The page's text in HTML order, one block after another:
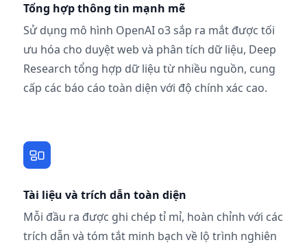
Tổng hợp thông tin mạnh mẽ
Sử dụng mô hình OpenAI o3 sắp ra mắt được tối
ưu hóa cho duyệt web và phân tích dữ liệu, Deep
Research tổng hợp dữ liệu từ nhiều nguồn, cung
cấp các báo cáo toàn diện với độ chính xác cao.
Tài liệu và trích dẫn toàn diện
Mỗi đầu ra được ghi chép tỉ mỉ, hoàn chỉnh với các
trích dẫn và tóm tắt minh bạch về lộ trình nghiên